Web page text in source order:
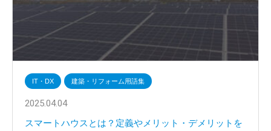
IT・DX 建築・リフォーム用語集
2025.04.04
スマートハウスとは？定義やメリット・デメリットを